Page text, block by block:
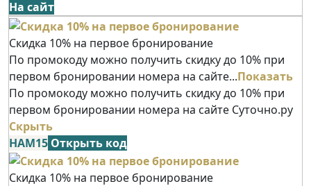
На сайт
Скидка 10% на первое бронирование
По промокоду можно получить скидку до 10% при
первом бронировании номера на сайте...Показать
По промокоду можно получить скидку до 10% при
первом бронировании номера на сайте Суточно.ру
Скрыть
НАМ15 Открыть код
Скидка 10% на первое бронирование